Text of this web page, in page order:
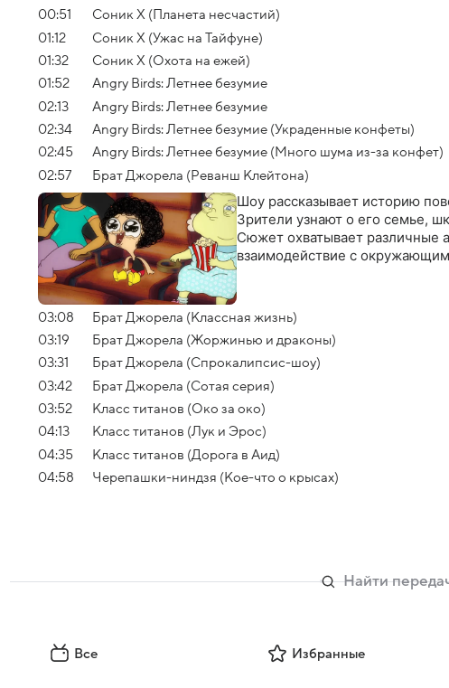
00:51
Соник Х (Планета несчастий)
01:12
Соник Х (Ужас на Тайфуне)
01:32
Соник Х (Охота на ежей)
01:52
Angry Birds: Летнее безумие
02:13
Angry Birds: Летнее безумие
02:34
Angry Birds: Летнее безумие (Украденные конфеты)
02:45
Angry Birds: Летнее безумие (Много шума из-за конфет)
02:57
Брат Джорела (Реванш Клейтона)
Шоу рассказывает историю
Зрители узнают о его семье,
Сюжет охватывает различные
взаимодействие с
03:08
Брат Джорела (Классная жизнь)
03:19
Брат Джорела (Жоржинью и драконы)
03:31
Брат Джорела (Спрокалипсис-шоу)
03:42
Брат Джорела (Сотая серия)
03:52
Класс титанов (Око за око)
04:13
Класс титанов (Лук и Эрос)
04:35
Класс титанов (Дорога в Аид)
04:58
Черепашки-ниндзя (Кое-что о крысах)
Все Избранные